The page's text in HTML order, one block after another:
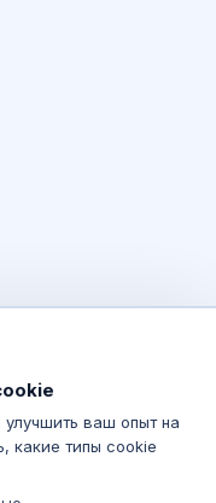
ваш опыт на
какие типы cookie